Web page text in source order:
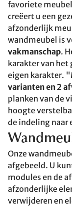
favoriete
creëert u een
afzonderlijk
wandmeubel is
vakmanschap.
karakter van het
eigen karakter.
varianten en 2
planken van de
hoogte
de indeling naar
Onze
afgebeeld. U
modules en de
afzonderlijke
verwijderen en